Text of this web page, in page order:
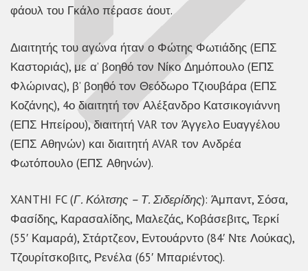
φάουλ του Γκάλο πέρασε άουτ.
Διαιτητής του αγώνα ήταν ο Φώτης Φωτιάδης (ΕΠΣ
Καστοριάς), με α’ βοηθό τον Νίκο Δημόπουλο (ΕΠΣ
Φλώρινας), β’ βοηθό τον Θεόδωρο Τζιουβάρα (ΕΠΣ
Κοζάνης), 4ο διαιτητή τον Αλέξανδρο Κατσικογιάννη
(ΕΠΣ Ηπείρου), διαιτητή VAR τον Άγγελο Ευαγγέλου
(ΕΠΣ Αθηνών) και διαιτητή AVAR τον Ανδρέα
Φωτόπουλο (ΕΠΣ Αθηνών).
XANTHI FC (Γ. Κόλτσης – Τ. Σιδερίδης): Άμπαντ, Σόσα,
Φασίδης, Καρασαλίδης, Μαλεζάς, Κοβάσεβιτς, Τερκί
(55′ Καμαρά), Στάρτζεον, Εντουάρντο (84′ Ντε Λούκας),
Τζουρίτσκοβιτς, Ρενέλα (65′ Μπαριέντος).